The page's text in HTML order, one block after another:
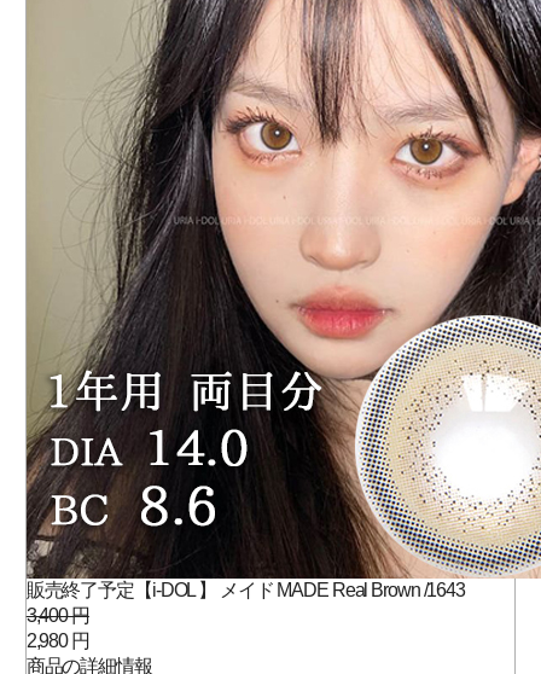
販売終了予定【i-DOL 】 メイド MADE Real Brown /1643
3,400 円
2,980 円
商品の詳細情報